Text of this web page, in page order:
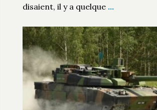
disaient, il y a quelque …